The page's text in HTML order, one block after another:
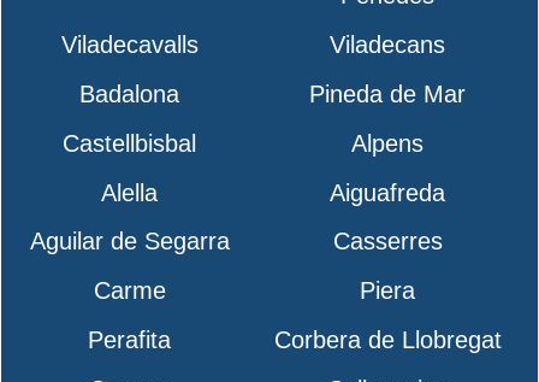
Viladecavalls
Viladecans
Badalona
Pineda de Mar
Castellbisbal
Alpens
Alella
Aiguafreda
Aguilar de Segarra
Casserres
Carme
Piera
Perafita
Corbera de Llobregat